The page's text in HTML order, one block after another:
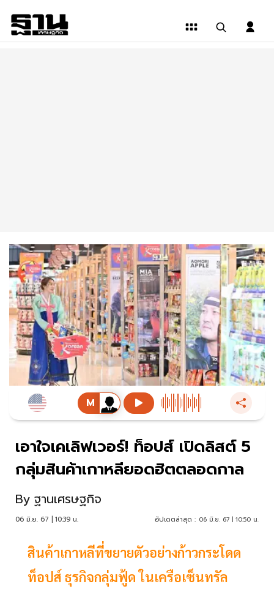
เอาใจเคเลิฟเวอร์! ท็อปส์ เปิดลิสต์ 5
กลุ่มสินค้าเกาหลียอดฮิตตลอดกาล
By ฐานเศรษฐกิจ
06 มิ.ย. 67 | 10:39 น. อัปเดตล่าสุด : 06 มิ.ย. 67 | 10:50 น.
สินค้าเกาหลีที่ขยายตัวอย่างก้าวกระโดด
ท็อปส์ ธุรกิจกลุ่มฟู้ด ในเครือเซ็นทรัล